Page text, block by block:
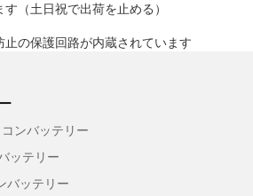
（土日祝で出荷を止める）
の保護回路が内蔵されています
ンバッテリー
ッテリー
バッテリー